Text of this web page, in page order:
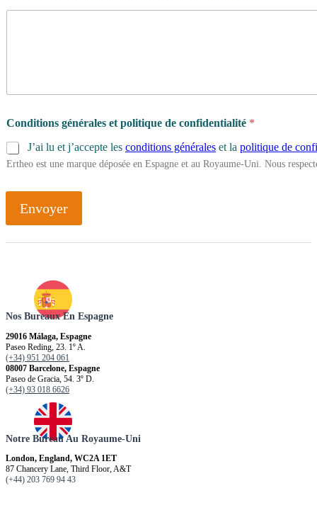
Conditions générales et politique de confidentialité *
J’ai lu et j’accepte les conditions générales et la politique de
Ertheo est une marque déposée en Espagne et au Royaume-Uni. Nous
Envoyer
Nos Bureaux En Espagne
29016 Málaga, Espagne
Paseo Reding, 23. 1º A.
(+34) 951 204 061
08007 Barcelone, Espagne
Paseo de Gracia, 54. 3º D.
(+34) 93 018 6626
Notre Bureau Au Royaume-Uni
London, England, WC2A 1ET
87 Chancery Lane, Third Floor, A&T
(+44) 203 769 94 43